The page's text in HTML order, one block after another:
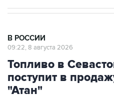
В РОССИИ
09:22, 8 августа 2026
Топливо в
поступит в
"Атан"